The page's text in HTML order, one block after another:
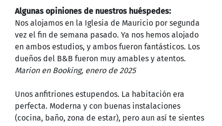
Algunas opiniones de nuestros huéspedes:
Nos alojamos en la Iglesia de Mauricio por segunda
vez el fin de semana pasado. Ya nos hemos alojado
en ambos estudios, y ambos fueron fantásticos. Los
dueños del B&B fueron muy amables y atentos.
Marion en Booking, enero de 2025
Unos anfitriones estupendos. La habitación era
perfecta. Moderna y con buenas instalaciones
(cocina, baño, zona de estar), pero aun así te sientes